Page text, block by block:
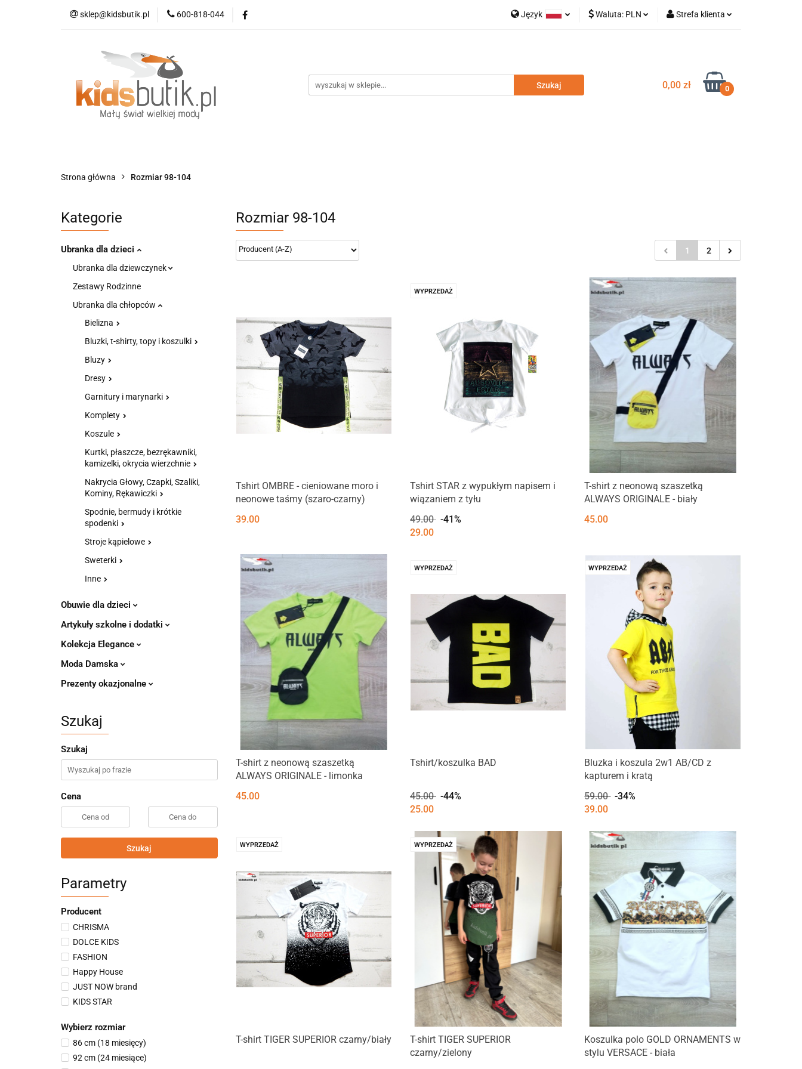
sklep@kidsbutik.pl 600-818-044 Język Waluta: PLN Strefa klienta
Dodaj zgłoszenie
0,00 zł 0
Kategorie Zestawy rodzinne
Strona główna Rozmiar 98-104
Kategorie
Ubranka dla dzieci
Ubranka dla dziewczynek
Zestawy Rodzinne
Ubranka dla chłopców
Bielizna
Bluzki, t-shirty, topy i koszulki
Bluzy
Dresy
Garnitury i marynarki
Komplety
Koszule
Kurtki, płaszcze, bezrękawniki,
kamizelki, okrycia wierzchnie
Nakrycia Głowy, Czapki, Szaliki,
Kominy, Rękawiczki
Spodnie, bermudy i krótkie
spodenki
Stroje kąpielowe
Sweterki
Inne
Obuwie dla dzieci
Artykuły szkolne i dodatki
Kolekcja Elegance
Moda Damska
Prezenty okazjonalne
Szukaj
Szukaj
Cena
Szukaj
Parametry
Producent
CHRISMA
DOLCE KIDS
FASHION
Happy House
JUST NOW brand
KIDS STAR
MIMI
RG Kidsstore EU
SQUARED&CUBED
Wybierz rozmiar
86 cm (18 miesięcy)
92 cm (24 miesiące)
Rozmiar 98-104
1 2
Tshirt OMBRE - cieniowane moro i
neonowe taśmy (szaro-czarny)
39.00
WYPRZEDAŻ
Tshirt STAR z wypukłym napisem i
wiązaniem z tyłu
49.00 -41%
29.00
T-shirt z neonową szaszetką
ALWAYS ORIGINALE - biały
45.00
T-shirt z neonową szaszetką
ALWAYS ORIGINALE - limonka
45.00
WYPRZEDAŻ
Tshirt/koszulka BAD
45.00 -44%
25.00
WYPRZEDAŻ
Bluzka i koszula 2w1 AB/CD z
kapturem i kratą
59.00 -34%
39.00
WYPRZEDAŻ
T-shirt TIGER SUPERIOR czarny/biały
WYPRZEDAŻ
T-shirt TIGER SUPERIOR
czarny/zielony
Produkt niedostępny
Koszulka polo GOLD ORNAMENTS w
stylu VERSACE - biała